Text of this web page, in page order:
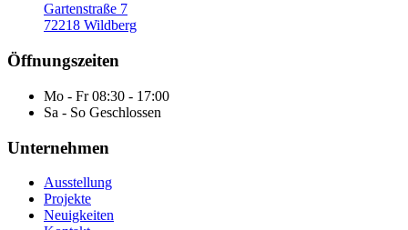
Gartenstraße 7
72218 Wildberg
Öffnungszeiten
Mo - Fr 08:30 - 17:00
Sa - So Geschlossen
Unternehmen
Ausstellung
Projekte
Neuigkeiten